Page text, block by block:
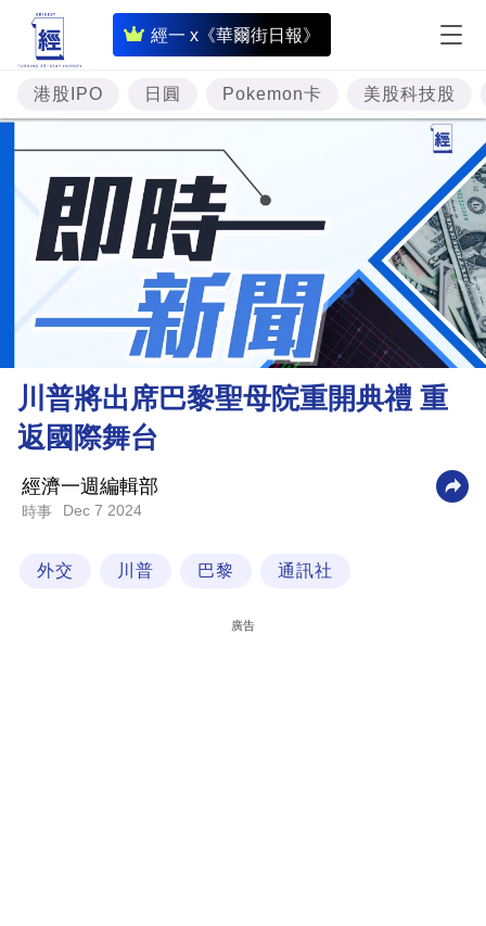
經一 x《華爾街日報》
即
時
財
經
專
題
投
資
樓
市
財
商
業
科
港股IPO 日圓 Pokemon卡 美股科技股
川普將出席巴黎聖母院重開典禮 重
返國際舞台
經濟一週編輯部
時事 Dec 7 2024
外交 川普 巴黎 通訊社
廣告